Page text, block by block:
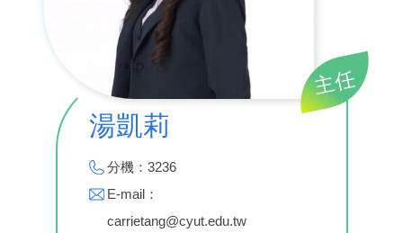
主任
湯凱莉
分機：3236
E-mail：
carrietang@cyut.edu.tw